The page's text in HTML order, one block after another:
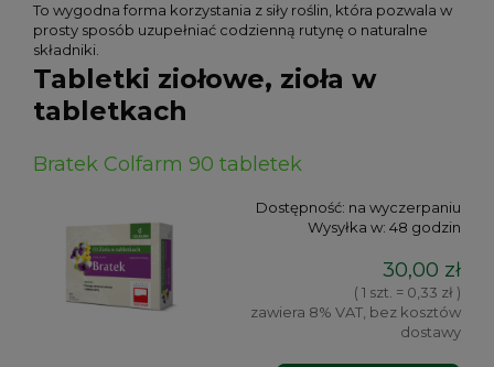
To wygodna forma korzystania z siły roślin, która pozwala w
prosty sposób uzupełniać codzienną rutynę o naturalne
składniki.
Tabletki ziołowe, zioła w
tabletkach
Bratek Colfarm 90 tabletek
Dostępność: na wyczerpaniu
Wysyłka w: 48 godzin
30,00 zł
( 1 szt. = 0,33 zł )
zawiera 8% VAT, bez kosztów
dostawy